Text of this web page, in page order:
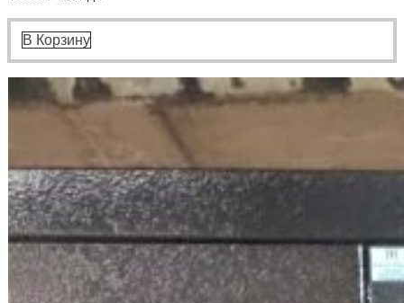
В Корзину